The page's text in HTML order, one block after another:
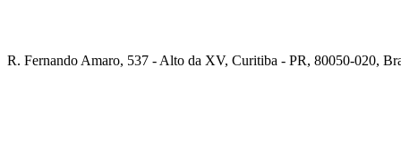
R. Fernando Amaro, 537 - Alto da XV, Curitiba - PR, 80050-020,